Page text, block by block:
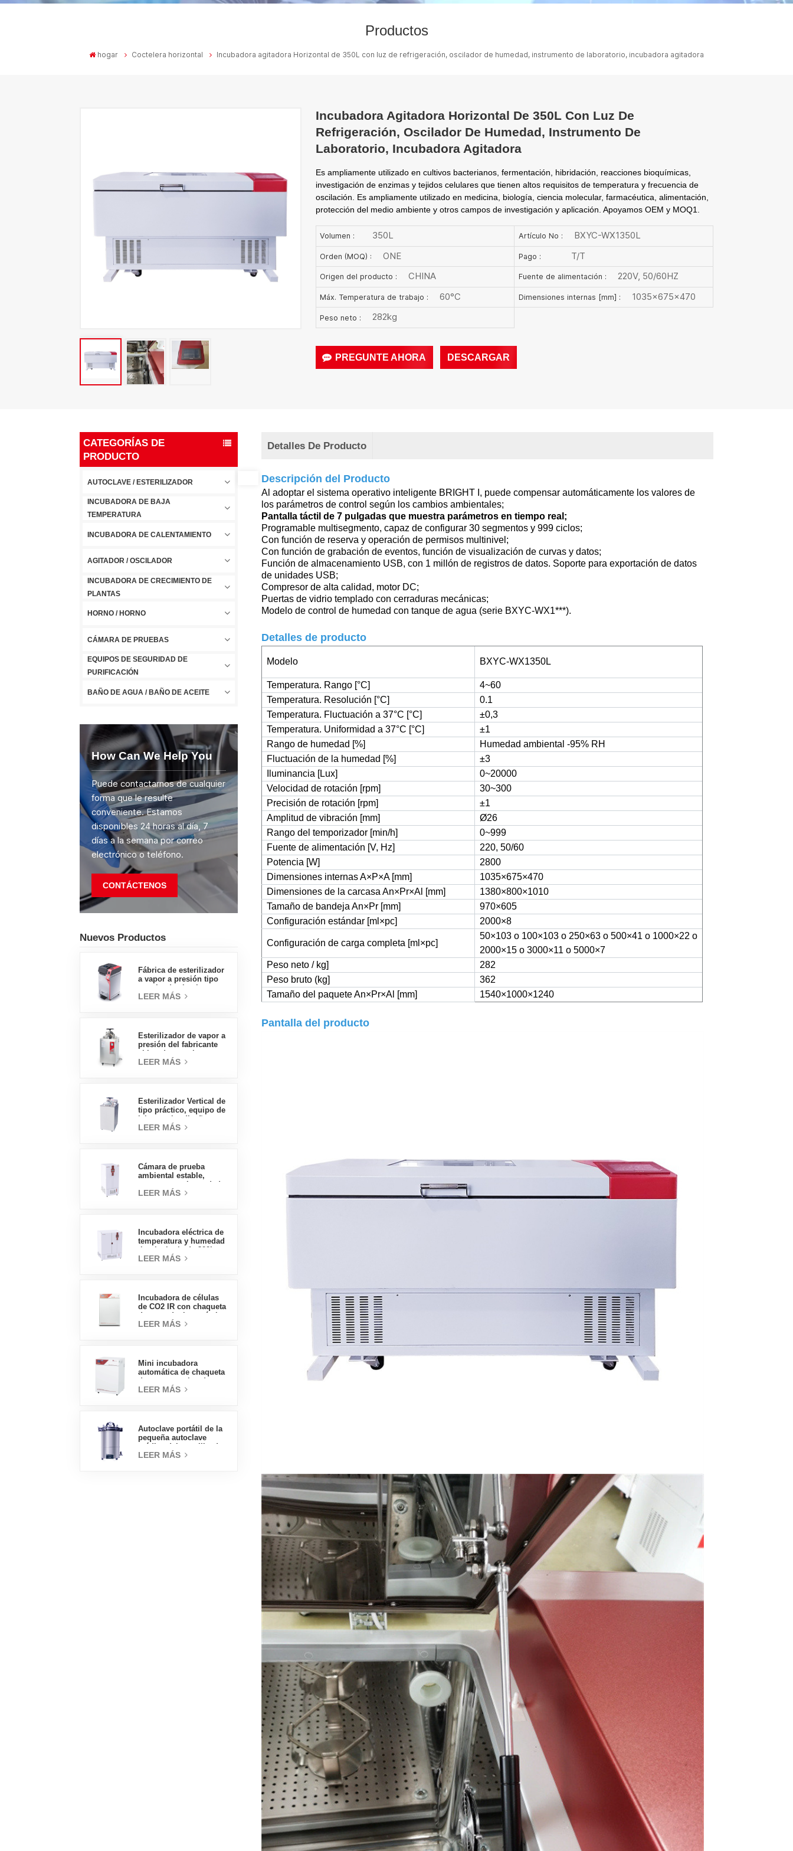
Productos
hogar Coctelera horizontal Incubadora agitadora Horizontal de 350L con luz de refrigeración, oscilador de humedad, instrumento de laboratorio, incubadora agitadora
Incubadora Agitadora Horizontal De 350L Con Luz De
Refrigeración, Oscilador De Humedad, Instrumento De
Laboratorio, Incubadora Agitadora
Es ampliamente utilizado en cultivos bacterianos, fermentación, hibridación, reacciones bioquímicas,
investigación de enzimas y tejidos celulares que tienen altos requisitos de temperatura y frecuencia de
oscilación. Es ampliamente utilizado en medicina, biología, ciencia molecular, farmacéutica, alimentación,
protección del medio ambiente y otros campos de investigación y aplicación. Apoyamos OEM y MOQ1.
Volumen : 350L Artículo No : BXYC-WX1350L
Orden (MOQ) : ONE Pago : T/T
Origen del producto : CHINA Fuente de alimentación : 220V, 50/60HZ
Máx. Temperatura de trabajo : 60°C Dimensiones internas [mm] : 1035×675×470
Peso neto : 282kg
PREGUNTE AHORA DESCARGAR
CATEGORÍAS DE
PRODUCTO
AUTOCLAVE / ESTERILIZADOR
INCUBADORA DE BAJA
TEMPERATURA
INCUBADORA DE CALENTAMIENTO
AGITADOR / OSCILADOR
INCUBADORA DE CRECIMIENTO DE
PLANTAS
HORNO / HORNO
CÁMARA DE PRUEBAS
EQUIPOS DE SEGURIDAD DE
PURIFICACIÓN
BAÑO DE AGUA / BAÑO DE ACEITE
How Can We Help You
Puede contactarnos de cualquier
forma que le resulte
conveniente. Estamos
disponibles 24 horas al día, 7
días a la semana por correo
electrónico o teléfono.
CONTÁCTENOS
Nuevos Productos
Fábrica de esterilizador
a vapor a presión tipo
pedal tipo insignia de
LEER MÁS
Esterilizador de vapor a
presión del fabricante
vertical de tipo
LEER MÁS
Esterilizador Vertical de
tipo práctico, equipo de
Vertical, esterilizador de
LEER MÁS
Cámara de prueba
ambiental estable,
laboratorio, precio al
LEER MÁS
Incubadora eléctrica de
temperatura y humedad
suministros de
LEER MÁS
Incubadora de células
de CO2 IR con chaqueta
160L Incubadoras
LEER MÁS
Mini incubadora
automática de chaqueta
laboratorio, tipo
LEER MÁS
Autoclave portátil de la
pequeña autoclave
de vapor 18L
LEER MÁS
Detalles De Producto
Descripción del Producto
Al adoptar el sistema operativo inteligente BRIGHT I, puede compensar automáticamente los valores de
los parámetros de control según los cambios ambientales;
Pantalla táctil de 7 pulgadas que muestra parámetros en tiempo real;
Programable multisegmento, capaz de configurar 30 segmentos y 999 ciclos;
Con función de reserva y operación de permisos multinivel;
Con función de grabación de eventos, función de visualización de curvas y datos;
Función de almacenamiento USB, con 1 millón de registros de datos. Soporte para exportación de datos
de unidades USB;
Compresor de alta calidad, motor DC;
Puertas de vidrio templado con cerraduras mecánicas;
Modelo de control de humedad con tanque de agua (serie BXYC-WX1***).
Detalles de producto
Modelo BXYC-WX1350L
Temperatura. Rango [°C]
4~60
Temperatura. Resolución [°C]
0.1
Temperatura. Fluctuación a 37°C [°C]
±0,3
Temperatura. Uniformidad a 37°C [°C]
±1
Rango de humedad [%]
Humedad ambiental -95% RH
Fluctuación de la humedad [%]
±3
Iluminancia [Lux]
0~20000
Velocidad de rotación [rpm]
30~300
Precisión de rotación [rpm]
±1
Amplitud de vibración [mm]
Ø26
Rango del temporizador [min/h]
0~999
Fuente de alimentación [V, Hz]
220, 50/60
Potencia [W]
2800
Dimensiones internas A×P×A [mm]
1035×675×470
Dimensiones de la carcasa An×Pr×Al [mm]
1380×800×1010
Tamaño de bandeja An×Pr [mm]
970×605
Configuración estándar [ml×pc]
2000×8
Configuración de carga completa [ml×pc]
50×103 o 100×103 o 250×63 o 500×41 o 1000×22 o
2000×15 o 3000×11 o 5000×7
Peso neto / kg]
282
Peso bruto (kg]
362
Tamaño del paquete An×Pr×Al [mm]
1540×1000×1240
Pantalla del producto